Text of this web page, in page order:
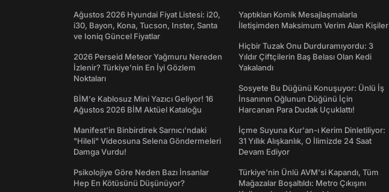
Ağustos 2026 Hyundai Fiyat Listesi: i20,
i30, Bayon, Kona, Tucson, Inster, Santa
ve Ioniq Güncel Fiyatlar
2026 Perseid Meteor Yağmuru Nereden
İzlenir? Türkiye’nin En İyi Gözlem
Noktaları
BİM'e Kablosuz Mini Yazıcı Geliyor! 16
Ağustos 2026 BİM Aktüel Kataloğu
Manifest'in Binbirdirek Sarnıcı'ndaki
"Hileli" Videosuna Selena Göndermeleri
Damga Vurdu!
Psikolojiye Göre Neden Bazı İnsanlar
Hep En Kötüsünü Düşünüyor?
Yaptıkları Komik Mesajlaşmalarla
İletişimden Maksimum Verim Alan Kişiler
Hiçbir Tuzak Onu Durduramıyordu: 3
Yıldır Çiftçilerin Baş Belası Olan Kedi
Yakalandı
Sosyete Bu Düğünü Konuşuyor: Ünlü İş
İnsanının Oğlunun Düğünü İçin
Harcanan Para Dudak Uçuklattı!
İçme Suyuna Kur'an-ı Kerim Dinletiliyor:
31 Yıllık Alışkanlık, O İlimizde 24 Saat
Devam Ediyor
Türkiye'nin Ünlü AVM'si Kapandı, Tüm
Mağazalar Boşaltıldı: Metro Çıkışını